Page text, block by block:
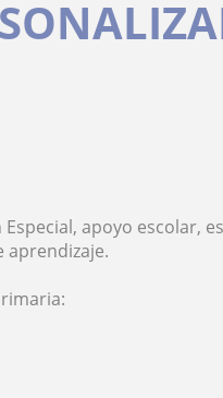
apoyo escolar,
aprendizaje.